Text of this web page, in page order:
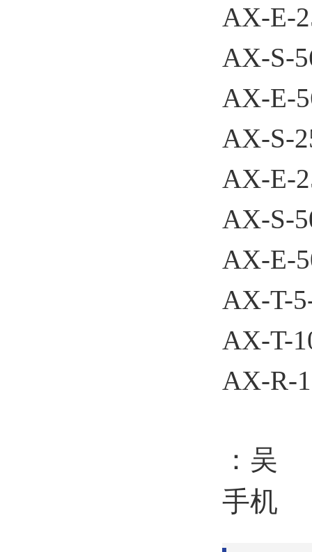
AX-E-
AX-S-
AX-E-
AX-S-
AX-E-
AX-S-
AX-E-
AX-T-
AX-T-
AX-R-
：吴
手机